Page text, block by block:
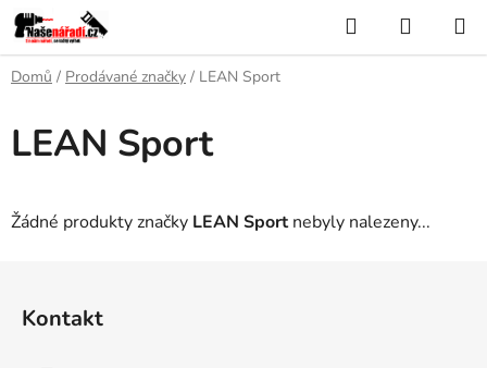
Přejít
na
obsah
Hledat
KOŠÍK
Domů / Prodávané značky / LEAN Sport
LEAN Sport
Žádné produkty značky LEAN Sportnebyly nalezeny...
Kontakt